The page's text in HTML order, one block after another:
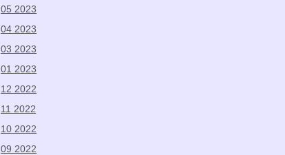
05 2023
04 2023
03 2023
01 2023
12 2022
11 2022
10 2022
09 2022